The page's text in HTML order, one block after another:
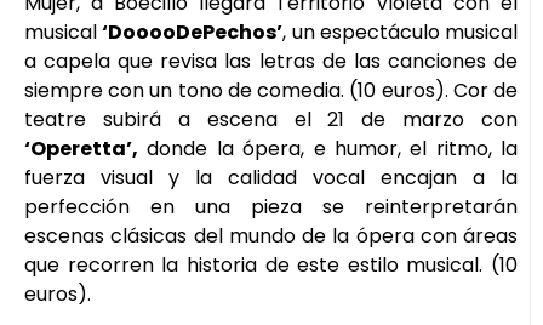
musical‘DooooDePechos’, un espectáculo musical
a capela que revisa las letras de las canciones de
siempre con un tono de comedia. (10 euros). Cor de
teatre subirá a escena el 21 de marzo con
‘Operetta’, donde la ópera, e humor, el ritmo, la
fuerza visual y la calidad vocal encajan a la
perfección en una pieza se reinterpretarán
escenas clásicas del mundo de la ópera con áreas
que recorren la historia de este estilo musical. (10
euros).